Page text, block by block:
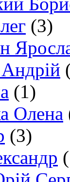
(3)
(1)
Олена
(3)